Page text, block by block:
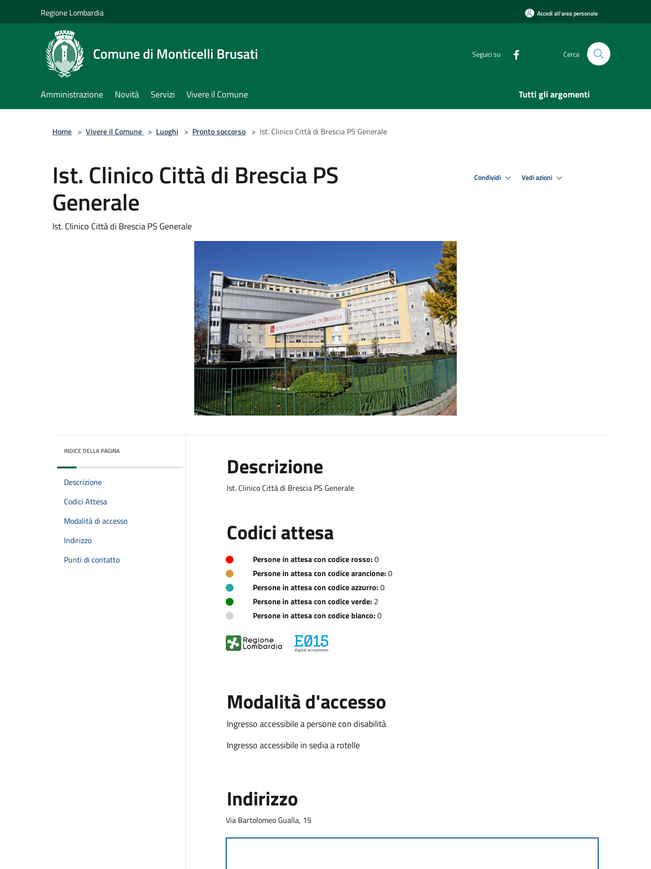
Regione Lombardia Accedi all'area personale
Comune di Monticelli Brusati Seguici su Cerca
Amministrazione Novità Servizi Vivere il Comune Tutti gli argomenti
Home > Vivere il Comune > Luoghi > Pronto soccorso > Ist. Clinico Città di Brescia PS Generale
Ist. Clinico Città di Brescia PS
Generale
Ist. Clinico Città di Brescia PS Generale
Condividi Vedi azioni
INDICE DELLA PAGINA
Descrizione
Codici Attesa
Modalità di accesso
Indirizzo
Punti di contatto
Descrizione
Ist. Clinico Città di Brescia PS Generale
Codici attesa
Persone in attesa con codice rosso:0
Persone in attesa con codice arancione:0
Persone in attesa con codice azzurro:0
Persone in attesa con codice verde:2
Persone in attesa con codice bianco:0
Modalità d'accesso
Ingresso accessibile a persone con disabilità
Ingresso accessibile in sedia a rotelle
Indirizzo
Via Bartolomeo Gualla, 15